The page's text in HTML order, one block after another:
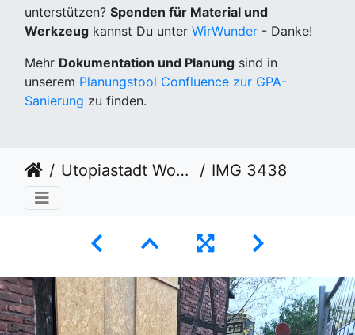
unterstützen? Spenden für Material und
Werkzeug kannst Du unter WirWunder - Danke!
Mehr Dokumentation und Planung sind in
unserem Planungstool Confluence zur GPA-
Sanierung zu finden.
Utopiastadt Workout KW44 IMG 3438